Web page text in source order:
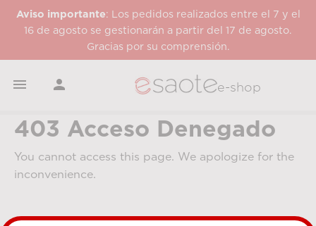
Aviso importante: Los pedidos realizados entre el 7 y el
16 de agosto se gestionarán a partir del 17 de agosto.
Gracias por su comprensión.
  e-shop
403 Acceso Denegado
You cannot access this page. We apologize for the
inconvenience.